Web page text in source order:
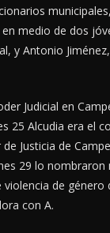
medio de dos
y Antonio
Judicial en
25 Alcudia era el
Justicia de
29 lo
de
con A.